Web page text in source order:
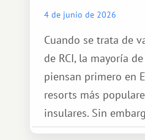
4 de junio de 2026
Cuando se trata de
de RCI, la mayoría
piensan primero en
resorts más
insulares. Sin
oportunidades que